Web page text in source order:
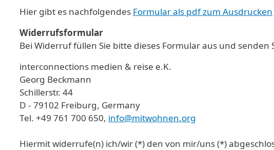
Hier gibt es nachfolgendes Formular als pdf zum Ausdrucken
Widerrufsformular
Bei Widerruf füllen Sie bitte dieses Formular aus und senden
interconnections medien & reise e.K.
Georg Beckmann
Schillerstr. 44
D - 79102 Freiburg, Germany
Tel. +49 761 700 650, info@mitwohnen.org
Hiermit widerrufe(n) ich/wir (*) den von mir/uns (*)